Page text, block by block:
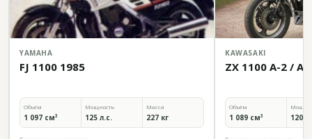
YAMAHA
FJ 1100 1985
Объём
1 097 см³
Мощность
125 л.с.
Масса
227 кг
KAWASAKI
ZX 1100 A-2 / A-
Объём
1 089 см³ 120